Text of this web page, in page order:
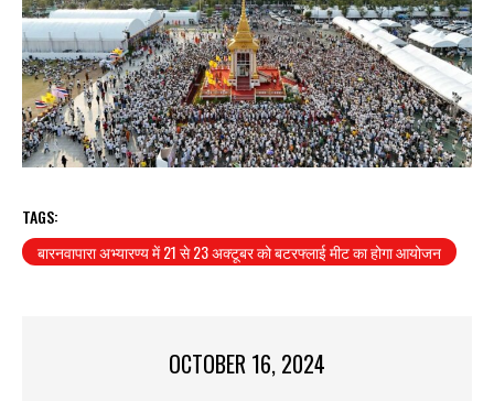
TAGS:
बारनवापारा अभ्यारण्य में 21 से 23 अक्टूबर को बटरफ्लाई मीट का होगा आयोजन
OCTOBER 16, 2024